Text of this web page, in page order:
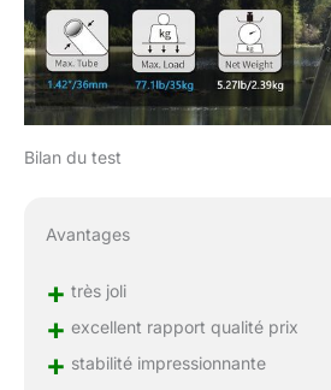
Bilan du test
Avantages
+ très joli
+ excellent rapport qualité prix
+ stabilité impressionnante